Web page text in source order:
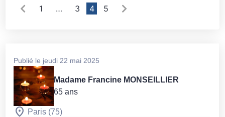
1 … 3 4 5
Publié le jeudi 22 mai 2025
Madame Francine MONSEILLIER
65 ans
Paris (75)